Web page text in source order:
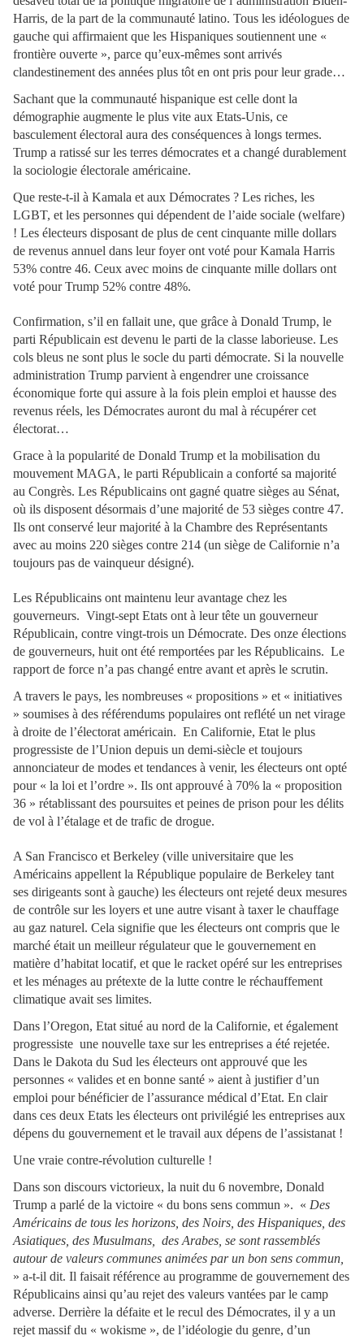
Harris, de la part de la communauté latino. Tous les idéologues de
gauche qui affirmaient que les Hispaniques soutiennent une «
frontière ouverte », parce qu’eux-mêmes sont arrivés
clandestinement des années plus tôt en ont pris pour leur grade…
Sachant que la communauté hispanique est celle dont la
démographie augmente le plus vite aux Etats-Unis, ce
basculement électoral aura des conséquences à longs termes.
Trump a ratissé sur les terres démocrates et a changé durablement
la sociologie électorale américaine.
Que reste-t-il à Kamala et aux Démocrates ? Les riches, les
LGBT, et les personnes qui dépendent de l’aide sociale (welfare)
! Les électeurs disposant de plus de cent cinquante mille dollars
de revenus annuel dans leur foyer ont voté pour Kamala Harris
53% contre 46. Ceux avec moins de cinquante mille dollars ont
voté pour Trump 52% contre 48%.
Confirmation, s’il en fallait une, que grâce à Donald Trump, le
parti Républicain est devenu le parti de la classe laborieuse. Les
cols bleus ne sont plus le socle du parti démocrate. Si la nouvelle
administration Trump parvient à engendrer une croissance
économique forte qui assure à la fois plein emploi et hausse des
revenus réels, les Démocrates auront du mal à récupérer cet
électorat…
Grace à la popularité de Donald Trump et la mobilisation du
mouvement MAGA, le parti Républicain a conforté sa majorité
au Congrès. Les Républicains ont gagné quatre sièges au Sénat,
où ils disposent désormais d’une majorité de 53 sièges contre 47.
Ils ont conservé leur majorité à la Chambre des Représentants
avec au moins 220 sièges contre 214 (un siège de Californie n’a
toujours pas de vainqueur désigné).
Les Républicains ont maintenu leur avantage chez les
gouverneurs. Vingt-sept Etats ont à leur tête un gouverneur
Républicain, contre vingt-trois un Démocrate. Des onze élections
de gouverneurs, huit ont été remportées par les Républicains. Le
rapport de force n’a pas changé entre avant et après le scrutin.
A travers le pays, les nombreuses « propositions » et « initiatives
» soumises à des référendums populaires ont reflété un net virage
à droite de l’électorat américain. En Californie, Etat le plus
progressiste de l’Union depuis un demi-siècle et toujours
annonciateur de modes et tendances à venir, les électeurs ont opté
pour « la loi et l’ordre ». Ils ont approuvé à 70% la « proposition
36 » rétablissant des poursuites et peines de prison pour les délits
de vol à l’étalage et de trafic de drogue.
A San Francisco et Berkeley (ville universitaire que les
Américains appellent la République populaire de Berkeley tant
ses dirigeants sont à gauche) les électeurs ont rejeté deux mesures
de contrôle sur les loyers et une autre visant à taxer le chauffage
au gaz naturel. Cela signifie que les électeurs ont compris que le
marché était un meilleur régulateur que le gouvernement en
matière d’habitat locatif, et que le racket opéré sur les entreprises
et les ménages au prétexte de la lutte contre le réchauffement
climatique avait ses limites.
Dans l’Oregon, Etat situé au nord de la Californie, et également
progressiste une nouvelle taxe sur les entreprises a été rejetée.
Dans le Dakota du Sud les électeurs ont approuvé que les
personnes « valides et en bonne santé » aient à justifier d’un
emploi pour bénéficier de l’assurance médical d’Etat. En clair
dans ces deux Etats les électeurs ont privilégié les entreprises aux
dépens du gouvernement et le travail aux dépens de l’assistanat !
Une vraie contre-révolution culturelle !
Dans son discours victorieux, la nuit du 6 novembre, Donald
Trump a parlé de la victoire « du bons sens commun ». « Des
Américains de tous les horizons, des Noirs, des Hispaniques, des
Asiatiques, des Musulmans, des Arabes, se sont rassemblés
autour de valeurs communes animées par un bon sens commun,
» a-t-il dit. Il faisait référence au programme de gouvernement des
Républicains ainsi qu’au rejet des valeurs vantées par le camp
adverse. Derrière la défaite et le recul des Démocrates, il y a un
rejet massif du « wokisme », de l’idéologie du genre, d’un